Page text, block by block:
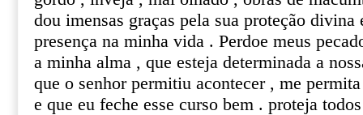
dou imensas graças pela sua proteção divina
presença na minha vida . Perdoe meus
a minha alma , que esteja determinada a
que o senhor permitiu acontecer , me
e que eu feche esse curso bem . proteja